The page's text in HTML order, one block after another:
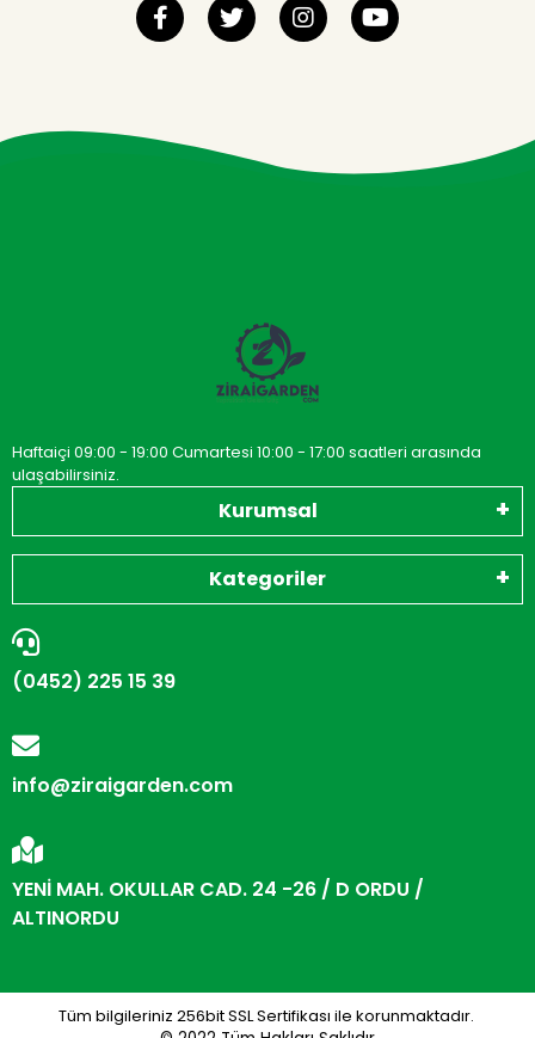
Haftaiçi 09:00 - 19:00 Cumartesi 10:00 - 17:00 saatleri arasında
ulaşabilirsiniz.
Kurumsal
Kategoriler
(0452) 225 15 39
info@ziraigarden.com
YENİ MAH. OKULLAR CAD. 24 -26 / D ORDU /
ALTINORDU
Tüm bilgileriniz 256bit SSL Sertifikası ile korunmaktadır.